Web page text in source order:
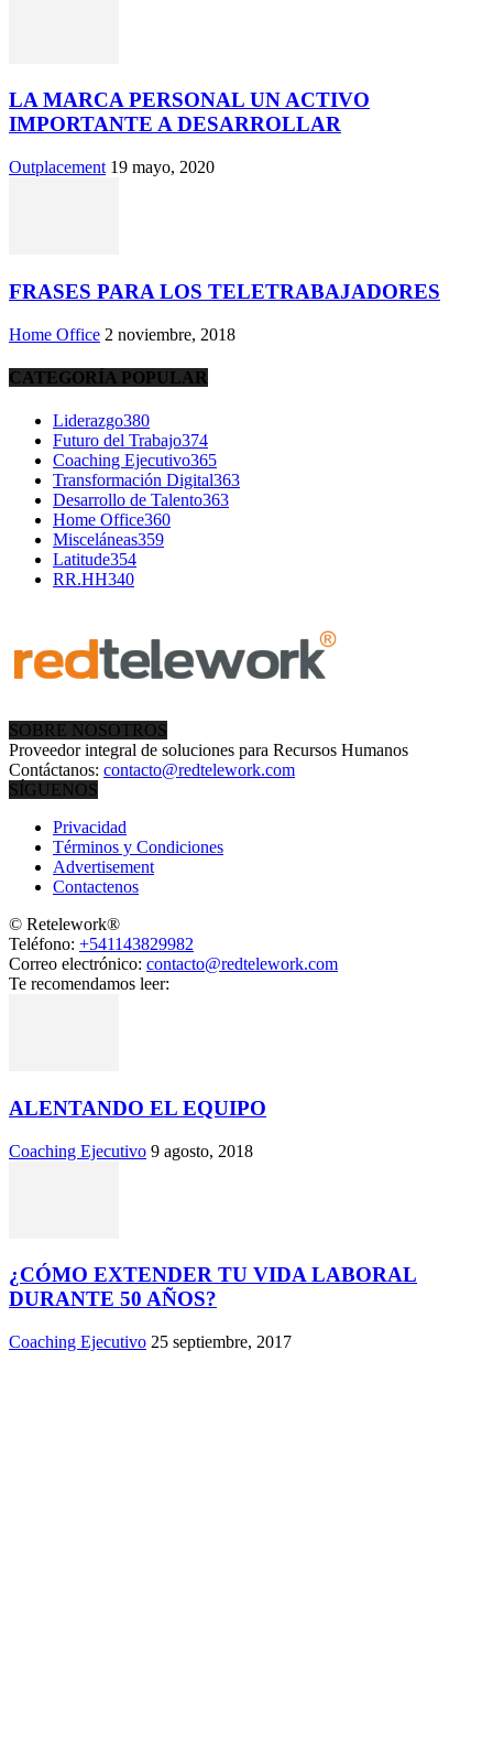
LA MARCA PERSONAL UN ACTIVO
IMPORTANTE A DESARROLLAR
Outplacement 19 mayo, 2020
FRASES PARA LOS TELETRABAJADORES
Home Office 2 noviembre, 2018
CATEGORÍA POPULAR
Liderazgo380
Futuro del Trabajo374
Coaching Ejecutivo365
Transformación Digital363
Desarrollo de Talento363
Home Office360
Misceláneas359
Latitude354
RR.HH340
SOBRE NOSOTROS
Proveedor integral de soluciones para Recursos Humanos
Contáctanos: contacto@redtelework.com
SÍGUENOS
Privacidad
Términos y Condiciones
Advertisement
Contactenos
© Retelework®
Teléfono: +541143829982
Correo electrónico: contacto@redtelework.com
Te recomendamos leer:
ALENTANDO EL EQUIPO
Coaching Ejecutivo 9 agosto, 2018
¿CÓMO EXTENDER TU VIDA LABORAL
DURANTE 50 AÑOS?
Coaching Ejecutivo 25 septiembre, 2017